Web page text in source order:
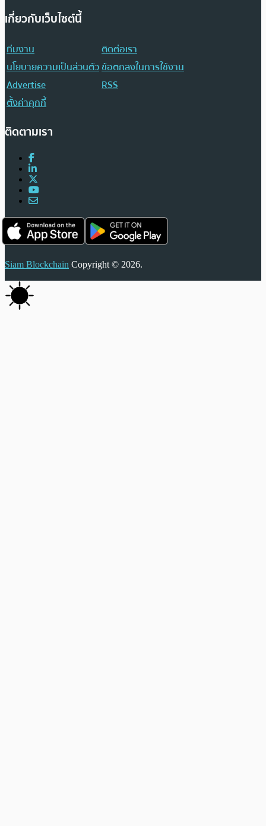
เกี่ยวกับเว็บไซต์นี้
ทีมงาน
ติดต่อเรา
นโยบายความเป็นส่วนตัวข้อตกลงในการใช้งาน
Advertise
RSS
ตั้งค่าคุกกี้
ติดตามเรา
Siam Blockchain Copyright © 2026.